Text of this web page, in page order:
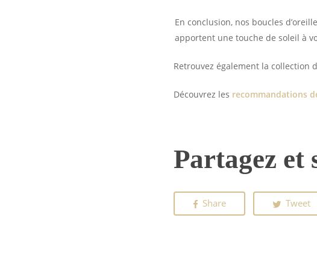
En conclusion, nos boucles
apportent une touche de soleil à
Retrouvez également la collection
Découvrez les recommandations
Partagez et
Share Tweet